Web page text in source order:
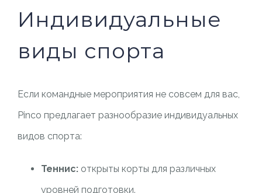
Индивидуальные
виды спорта
Если командные мероприятия не совсем для вас,
Pinco предлагает разнообразие индивидуальных
видов спорта:
Теннис:открыты корты для различных
уровней подготовки.